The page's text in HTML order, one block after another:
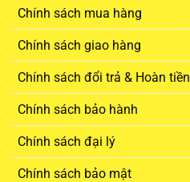
Chính sách mua hàng
Chính sách giao hàng
Chính sách đổi trả & Hoàn tiền
Chính sách bảo hành
Chính sách đại lý
Chính sách bảo mật